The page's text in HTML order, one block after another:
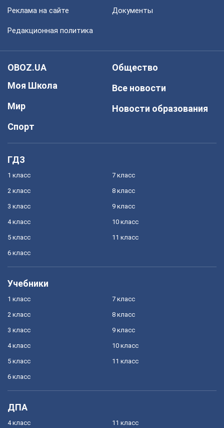
Реклама на сайте Документы
Редакционная политика
OBOZ.UA
Моя Школа
Мир
Спорт
Общество
Все новости
Новости образования
ГДЗ
1 класс
2 класс
3 класс
4 класс
5 класс
6 класс
7 класс
8 класс
9 класс
10 класс
11 класс
Учебники
1 класс
2 класс
3 класс
4 класс
5 класс
6 класс
7 класс
8 класс
9 класс
10 класс
11 класс
ДПА
4 класс 11 класс